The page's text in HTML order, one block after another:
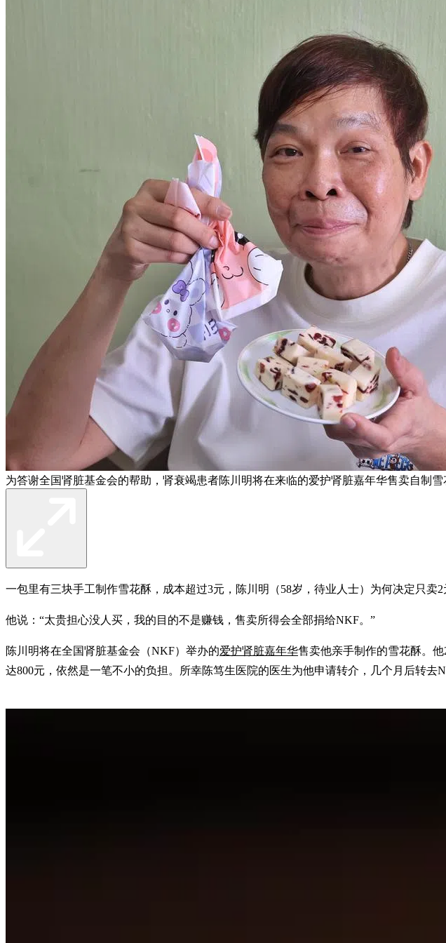
为答谢全国肾脏基金会的帮助，肾衰竭患者陈川明将在来临的爱护肾脏嘉年华售卖自制雪
一包里有三块手工制作雪花酥，成本超过3元，陈川明（58岁，待业人士）为何决定只卖2
他说：“太贵担心没人买，我的目的不是赚钱，售卖所得会全部捐给NKF。”
陈川明将在全国肾脏基金会（NKF）举办的爱护肾脏嘉年华售卖他亲手制作的雪花酥。
达800元，依然是一笔不小的负担。所幸陈笃生医院的医生为他申请转介，几个月后转